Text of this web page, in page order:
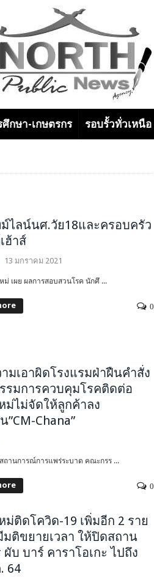
ศึกษา-เกษตรกร รอบรั้วทั่วเหนือ
ไลน์นศ.วัย18และครอบครัว
ฮ้าส์
13 มกราคม 2021
ม่ เผย ผลการสอบสวนโรค นักศึ ...
0
มเอาผิดโรงแรมฝ่าฝืนคำสั่ง
รมการควบคุมโรคติดต่อ
ม่ไม่จัดให้ลูกค้าลง
”CM-Chana”
ถานการณ์การแพร่ระบาด คณะกรร ...
0
ม่ติดโควิด-19​ เพิ่มอีก​ 2 ราย​
ติขยายเวลา​ ให้ปิดสถาน
ผับ​ บาร์​ คาราโอเกะ​ ไปถึง​
64